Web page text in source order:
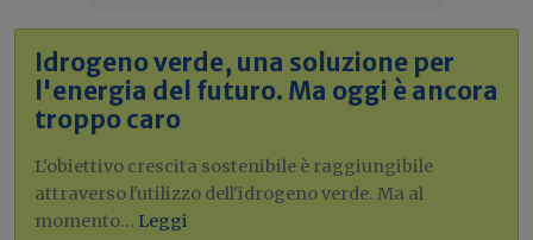
Idrogeno verde, una soluzione per
l'energia del futuro. Ma oggi è ancora
troppo caro
L'obiettivo crescita sostenibile è raggiungibile
attraverso l'utilizzo dell'idrogeno verde. Ma al
momento... Leggi